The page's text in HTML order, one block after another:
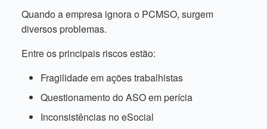
Quando a empresa ignora o PCMSO, surgem
diversos problemas.
Entre os principais riscos estão:
Fragilidade em ações trabalhistas
Questionamento do ASO em perícia
Inconsistências no eSocial